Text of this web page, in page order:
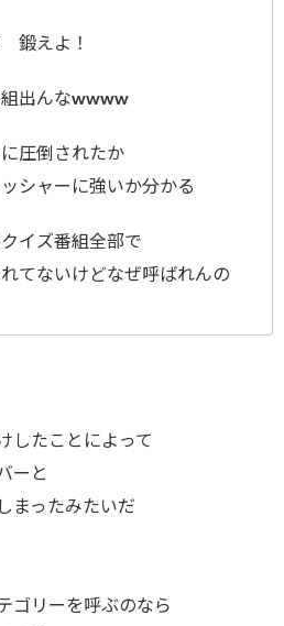
鍛えよ！
出んなwwww
圧倒されたか
シャーに強いか分かる
イズ番組全部で
てないけどなぜ呼ばれんの
したことによって
ーと
まったみたいだ
ゴリーを呼ぶのなら